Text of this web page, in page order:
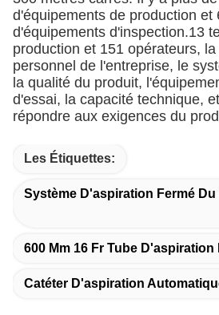
d'équipements de production et
d'équipements d'inspection.13
production et 151 opérateurs,
personnel de l'entreprise, le
la qualité du produit,
d'essai, la capacité technique,
répondre aux exigences du
Les Étiquettes:
Système D'aspiration Fermé Du
600 Mm 16 Fr Tube D'aspiration
Catéter D'aspiration